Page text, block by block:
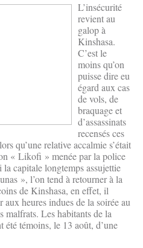
L’insécurité
revient au
galop à
Kinshasa.
C’est le
moins qu’on
puisse dire eu
égard aux cas
de vols, de
braquage et
d’assassinats
recensés ces
qu’une relative accalmie s’était
« Likofi » menée par la police
capitale longtemps assujettie
», l’on tend à retourner à la
de Kinshasa, en effet, il
heures indues de la soirée au
malfrats. Les habitants de la
témoins, le 13 août, d’une